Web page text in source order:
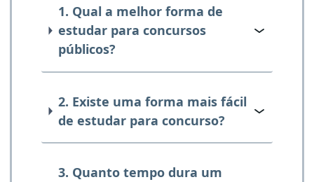
1. Qual a melhor forma de
estudar para concursos
públicos?
2. Existe uma forma mais fácil
de estudar para concurso?
3. Quanto tempo dura um